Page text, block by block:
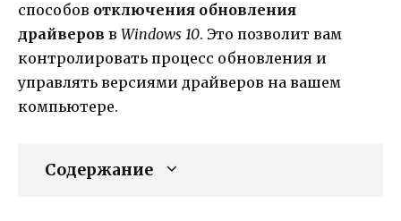
способов отключения обновления
драйверов в Windows 10. Это позволит вам
контролировать процесс обновления и
управлять версиями драйверов на вашем
компьютере.
Содержание